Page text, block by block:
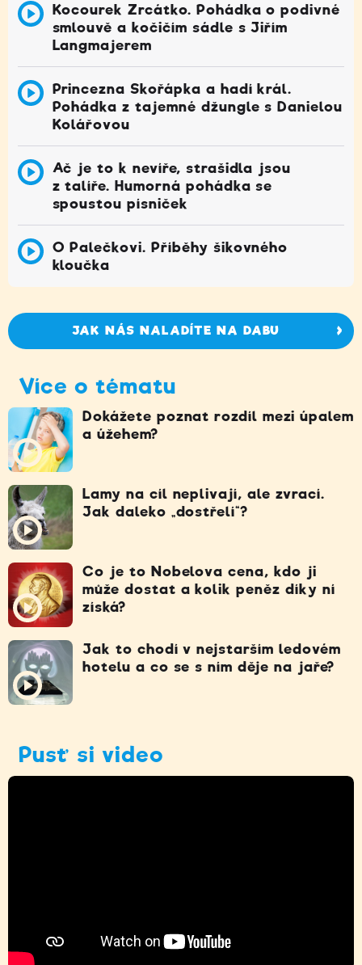
Kocourek Zrcátko. Pohádka o podivné
smlouvě a kočičím sádle s Jiřím
Langmajerem
Princezna Skořápka a hadí král.
Pohádka z tajemné džungle s Danielou
Kolářovou
Ač je to k nevíře, strašidla jsou
z talíře. Humorná pohádka se
spoustou písniček
O Palečkovi. Příběhy šikovného
kloučka
JAK NÁS NALADÍTE NA DABU
Více o tématu
Dokážete poznat rozdíl mezi úpalem
a úžehem?
Lamy na cíl neplivají, ale zvrací.
Jak daleko „dostřelí“?
Co je to Nobelova cena, kdo ji
může dostat a kolik peněz díky ní
získá?
Jak to chodí v nejstarším ledovém
hotelu a co se s ním děje na jaře?
Pusť si video